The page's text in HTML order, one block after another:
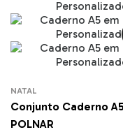
NATAL
Conjunto Caderno
POLNAR